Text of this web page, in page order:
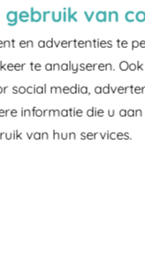
van
en advertenties te
te analyseren.
social media,
informatie die u
van hun services.